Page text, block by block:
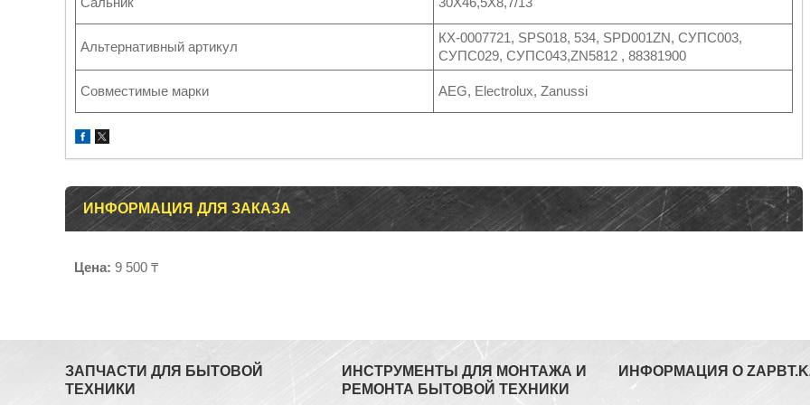
Альтернативный артикул
КХ-0007721, SPS018, 534, SPD001ZN, СУПС003,
СУПС029, СУПС043,ZN5812 , 88381900
Совместимые марки AEG, Electrolux, Zanussi
ИНФОРМАЦИЯ ДЛЯ ЗАКАЗА
Цена: 9 500 ₸
ЗАПЧАСТИ ДЛЯ БЫТОВОЙ
ТЕХНИКИ
ИНСТРУМЕНТЫ ДЛЯ МОНТАЖА И
РЕМОНТА БЫТОВОЙ ТЕХНИКИ
ИНФОРМАЦИЯ О